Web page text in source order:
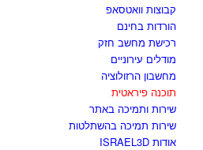
קבוצות וואטסאפ
הורדות בחינם
רכישת מחשב חזק
מודלים עירוניים
מחשבון הרזולוציה
תוכנה פיראטית
שירות ותמיכה באתר
שירות תמיכה בהשתלטות
אודות ISRAEL3D